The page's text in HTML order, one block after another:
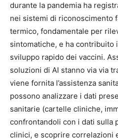
durante la pandemia ha
nei sistemi di riconoscimento
termico, fondamentale per
sintomatiche, e ha contribuito
sviluppo rapido dei vaccini.
soluzioni di AI stanno via via
viene fornita l’assistenza
possono analizzare i dati
sanitarie (cartelle cliniche,
confrontandoli con i dati sulla
clinici, e scoprire correlazioni